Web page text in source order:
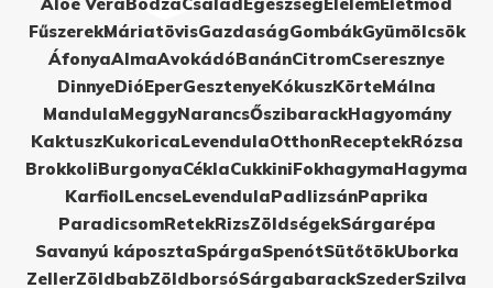
FűszerekMáriatövisGazdaságGombákGyümölcsök
ÁfonyaAlmaAvokádóBanánCitromCseresznye
DinnyeDióEperGesztenyeKókuszKörteMálna
MandulaMeggyNarancsŐszibarackHagyomány
KaktuszKukoricaLevendulaOtthonReceptekRózsa
BrokkoliBurgonyaCéklaCukkiniFokhagymaHagyma
KarfiolLencseLevendulaPadlizsánPaprika
ParadicsomRetekRizsZöldségekSárgarépa
Savanyú káposztaSpárgaSpenótSütőtökUborka
ZellerZöldbabZöldborsóSárgabarackSzederSzilva